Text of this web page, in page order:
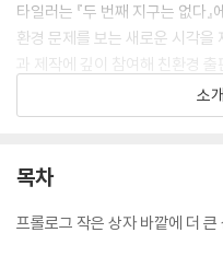
타일러는 『두 번째 지구는 없다
환경 문제를 보는 새로운 시각을
과 제작에 깊이 참여해 친환경 출
는 저자의 뜻을 반영하여 엄격
환경 콩기름 잉크로 인쇄했다.
소
목차
프롤로그 작은 상자 바깥에 더 큰